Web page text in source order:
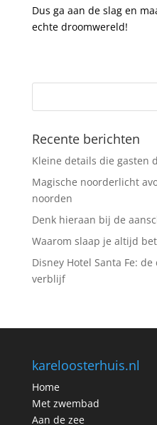
Dus ga aan de slag en
echte droomwereld!
Recente berichten
Kleine details die gasten
Magische noorderlicht
noorden
Denk hieraan bij de
Waarom slaap je altijd
Disney Hotel Santa Fe:
verblijf
kareloosterhuis.nl
Home
Met zwembad
Aan de zee